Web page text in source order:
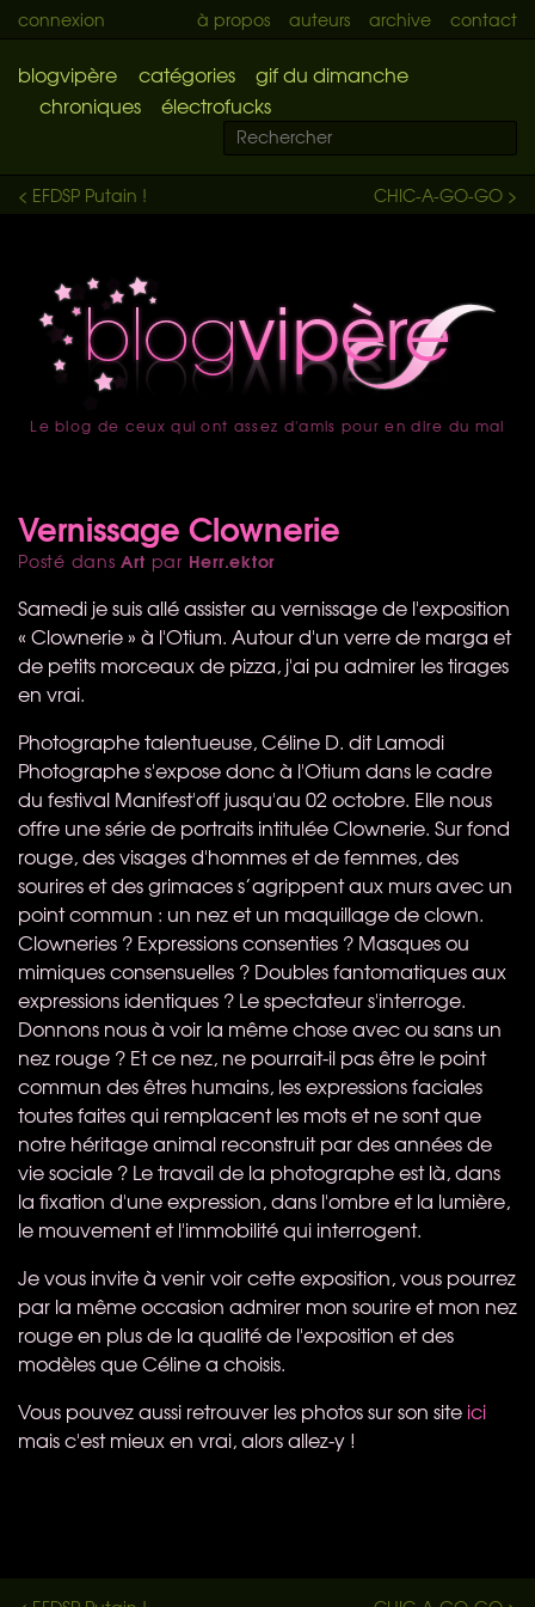
connexion à propos auteurs archive contact
blogvipère catégories
gif du dimanche
chroniques
électrofucks
CHIC-A-GO-GO >
< EFDSP Putain !
accueil
Le blog de ceux qui ont assez d'amis pour en dire du mal
Vernissage Clownerie
Posté dansArt par Herr.ektor
Samedi je suis allé assister au vernissage de l'exposition
« Clownerie » à l'Otium. Autour d'un verre de marga et
de petits morceaux de pizza, j'ai pu admirer les tirages
en vrai.
Photographe talentueuse, Céline D. dit Lamodi
Photographe s'expose donc à l'Otium dans le cadre
du festival Manifest'off jusqu'au 02 octobre. Elle nous
offre une série de portraits intitulée Clownerie. Sur fond
rouge, des visages d'hommes et de femmes, des
sourires et des grimaces s’agrippent aux murs avec un
point commun : un nez et un maquillage de clown.
Clowneries ? Expressions consenties ? Masques ou
mimiques consensuelles ? Doubles fantomatiques aux
expressions identiques ? Le spectateur s'interroge.
Donnons nous à voir la même chose avec ou sans un
nez rouge ? Et ce nez, ne pourrait-il pas être le point
commun des êtres humains, les expressions faciales
toutes faites qui remplacent les mots et ne sont que
notre héritage animal reconstruit par des années de
vie sociale ? Le travail de la photographe est là, dans
la fixation d'une expression, dans l'ombre et la lumière,
le mouvement et l'immobilité qui interrogent.
Je vous invite à venir voir cette exposition, vous pourrez
par la même occasion admirer mon sourire et mon nez
rouge en plus de la qualité de l'exposition et des
modèles que Céline a choisis.
Vous pouvez aussi retrouver les photos sur son site ici
mais c'est mieux en vrai, alors allez-y !